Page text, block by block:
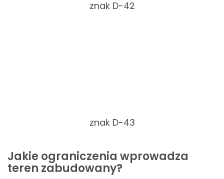
znak D-42
znak D-43
Jakie ograniczenia wprowadza
teren zabudowany?